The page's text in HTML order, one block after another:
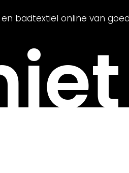
badtextiel online van